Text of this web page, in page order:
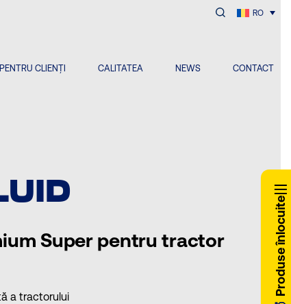
RO
CLIENȚI CALITATEA NEWS CONTACT
Produse înlocuite
Super pentru tractor
a tractorului